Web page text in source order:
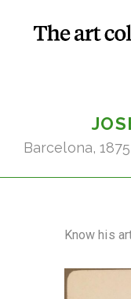
Barcelona,
Know his